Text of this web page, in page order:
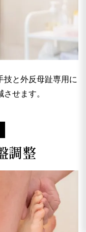
技と外反母趾専用に
せます。
調整